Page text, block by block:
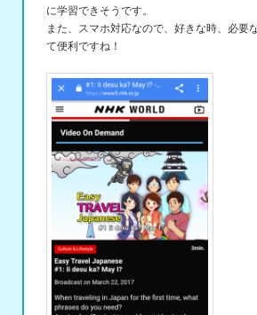
に学習できそうです。
また、スマホ対応なので、好きな時、必要
て便利ですね！